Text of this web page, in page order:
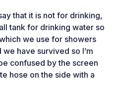
that it is not for drinking,
tank for drinking water so
we use for showers
have survived so I’m
confused by the screen
hose on the side with a